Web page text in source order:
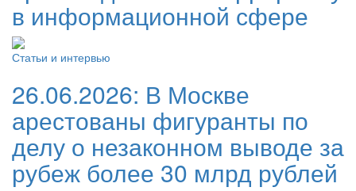
в информационной сфере
Статьи и интервью
26.06.2026: В Москве
арестованы фигуранты по
делу о незаконном выводе за
рубеж более 30 млрд рублей